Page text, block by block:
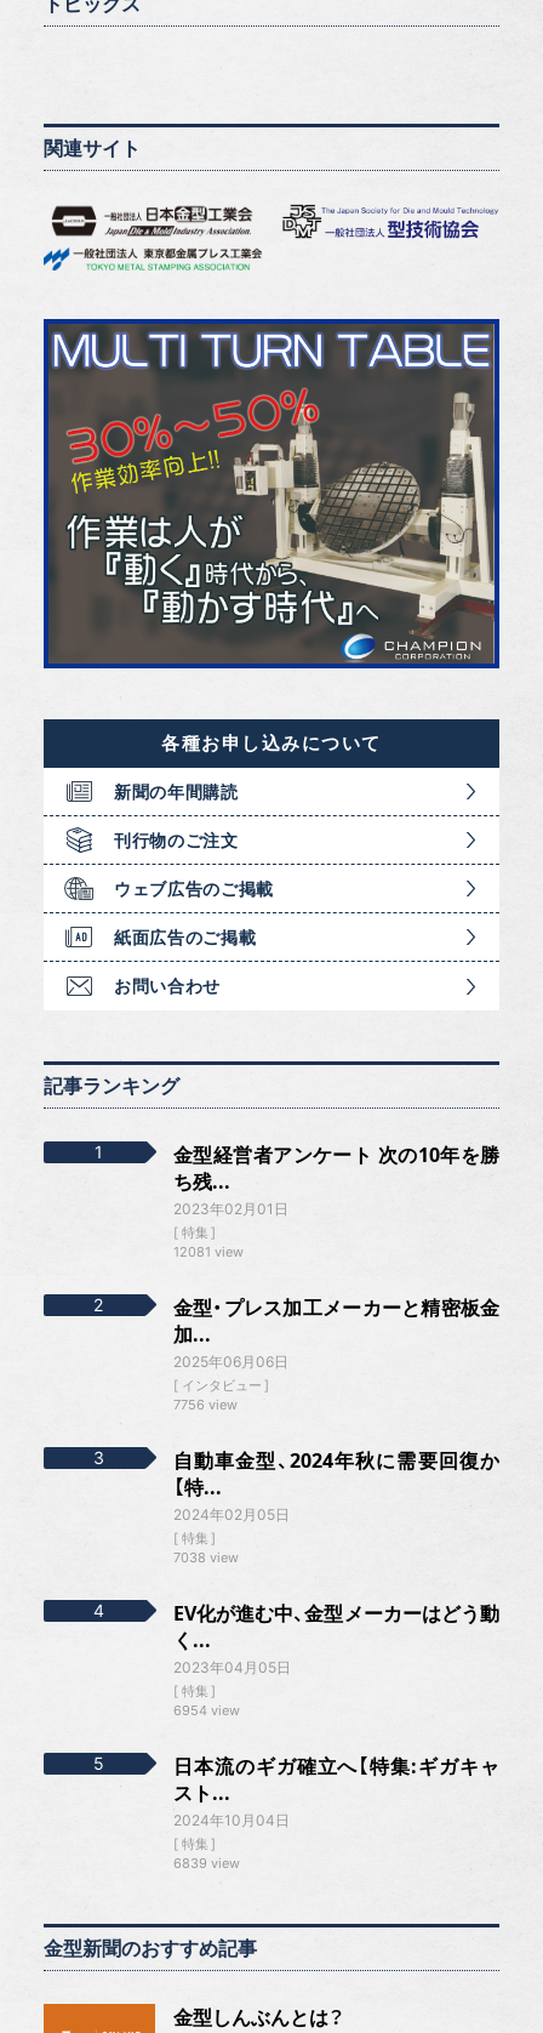
関連サイト
各種お申し込みについて
新聞の年間購読
刊行物のご注文
ウェブ広告のご掲載
紙面広告のご掲載
お問い合わせ
記事ランキング
金型経営者アンケート 次の10年を勝
ち残...
2023年02月01日
特集
12081 view
金型・プレス加工メーカーと精密板金
加...
2025年06月06日
インタビュー
7756 view
自動車金型、2024年秋に需要回復か
【特...
2024年02月05日
特集
7038 view
EV化が進む中、金型メーカーはどう動
く...
2023年04月05日
特集
6954 view
日本流のギガ確立へ【特集:ギガキャ
スト...
2024年10月04日
特集
6839 view
金型新聞のおすすめ記事
金型しんぶんとは？